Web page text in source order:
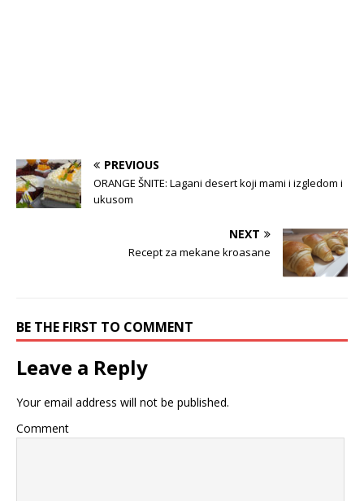
PREVIOUS
ORANGE ŠNITE: Lagani desert koji mami i izgledom i
ukusom
NEXT
Recept za mekane kroasane
BE THE FIRST TO COMMENT
Leave a Reply
Your email address will not be published.
Comment